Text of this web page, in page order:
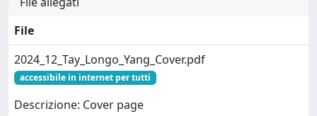
File
2024_12_Tay_Longo_Yang_Cover.pdf
accessibile in internet per tutti
Descrizione: Cover page